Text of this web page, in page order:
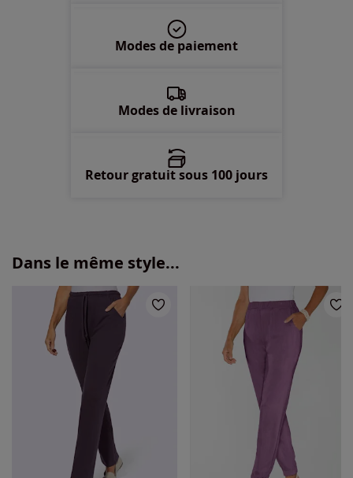
Modes de paiement
Modes de livraison
Retour gratuit sous 100 jours
Dans le même style...